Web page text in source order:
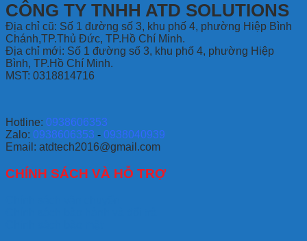
CÔNG TY TNHH ATD SOLUTIONS
Địa chỉ cũ: Số 1 đường số 3, khu phố 4, phường Hiệp Bình
Chánh,TP.Thủ Đức, TP.Hồ Chí Minh.
Địa chỉ mới: Số 1 đường số 3, khu phố 4, phường Hiệp
Bình, TP.Hồ Chí Minh.
MST: 0318814716
Hotline: 0938606353
Zalo: 0938606353 - 0938040939
Email: atdtech2016@gmail.com
CHÍNH SÁCH VÀ HỖ TRỢ